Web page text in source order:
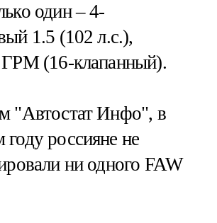
один – 4-
1.5 (102 л.с.),
(16-клапанный).
"Автостат Инфо", в
россияне не
ни одного FAW